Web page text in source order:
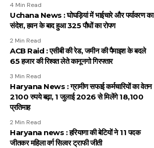
4 Min Read
Uchana News : घोघड़ियां में भाईचारे और पर्यावरण का
संदेश, हवन के बाद हुआ 325 पौधों का रोपण
2 Min Read
ACB Raid : एसीबी की रेड, जमीन की पैमाइश के बदले
65 हजार की रिश्वत लेते कानूनगो गिरफ्तार
3 Min Read
Haryana News : ग्रामीण सफाई कर्मचारियों का वेतन
2100 रुपये बढ़ा, 1 जुलाई 2026 से मिलेंगे 18,100
प्रतिमाह
2 Min Read
Haryana news : हरियाणा की बेटियों ने 11 पदक
जीतकर महिला वर्ग सिल्वर ट्राफी जीती